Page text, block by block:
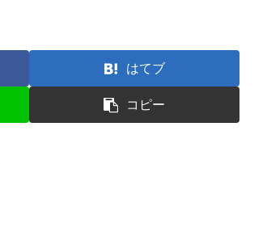
はてブ
コピー